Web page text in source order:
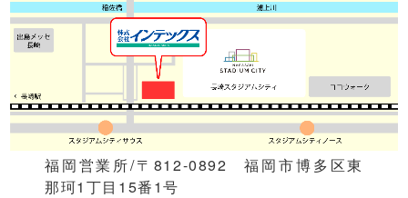
福岡営業所/〒812-0892 福岡市博多区東
那珂1丁目15番1号